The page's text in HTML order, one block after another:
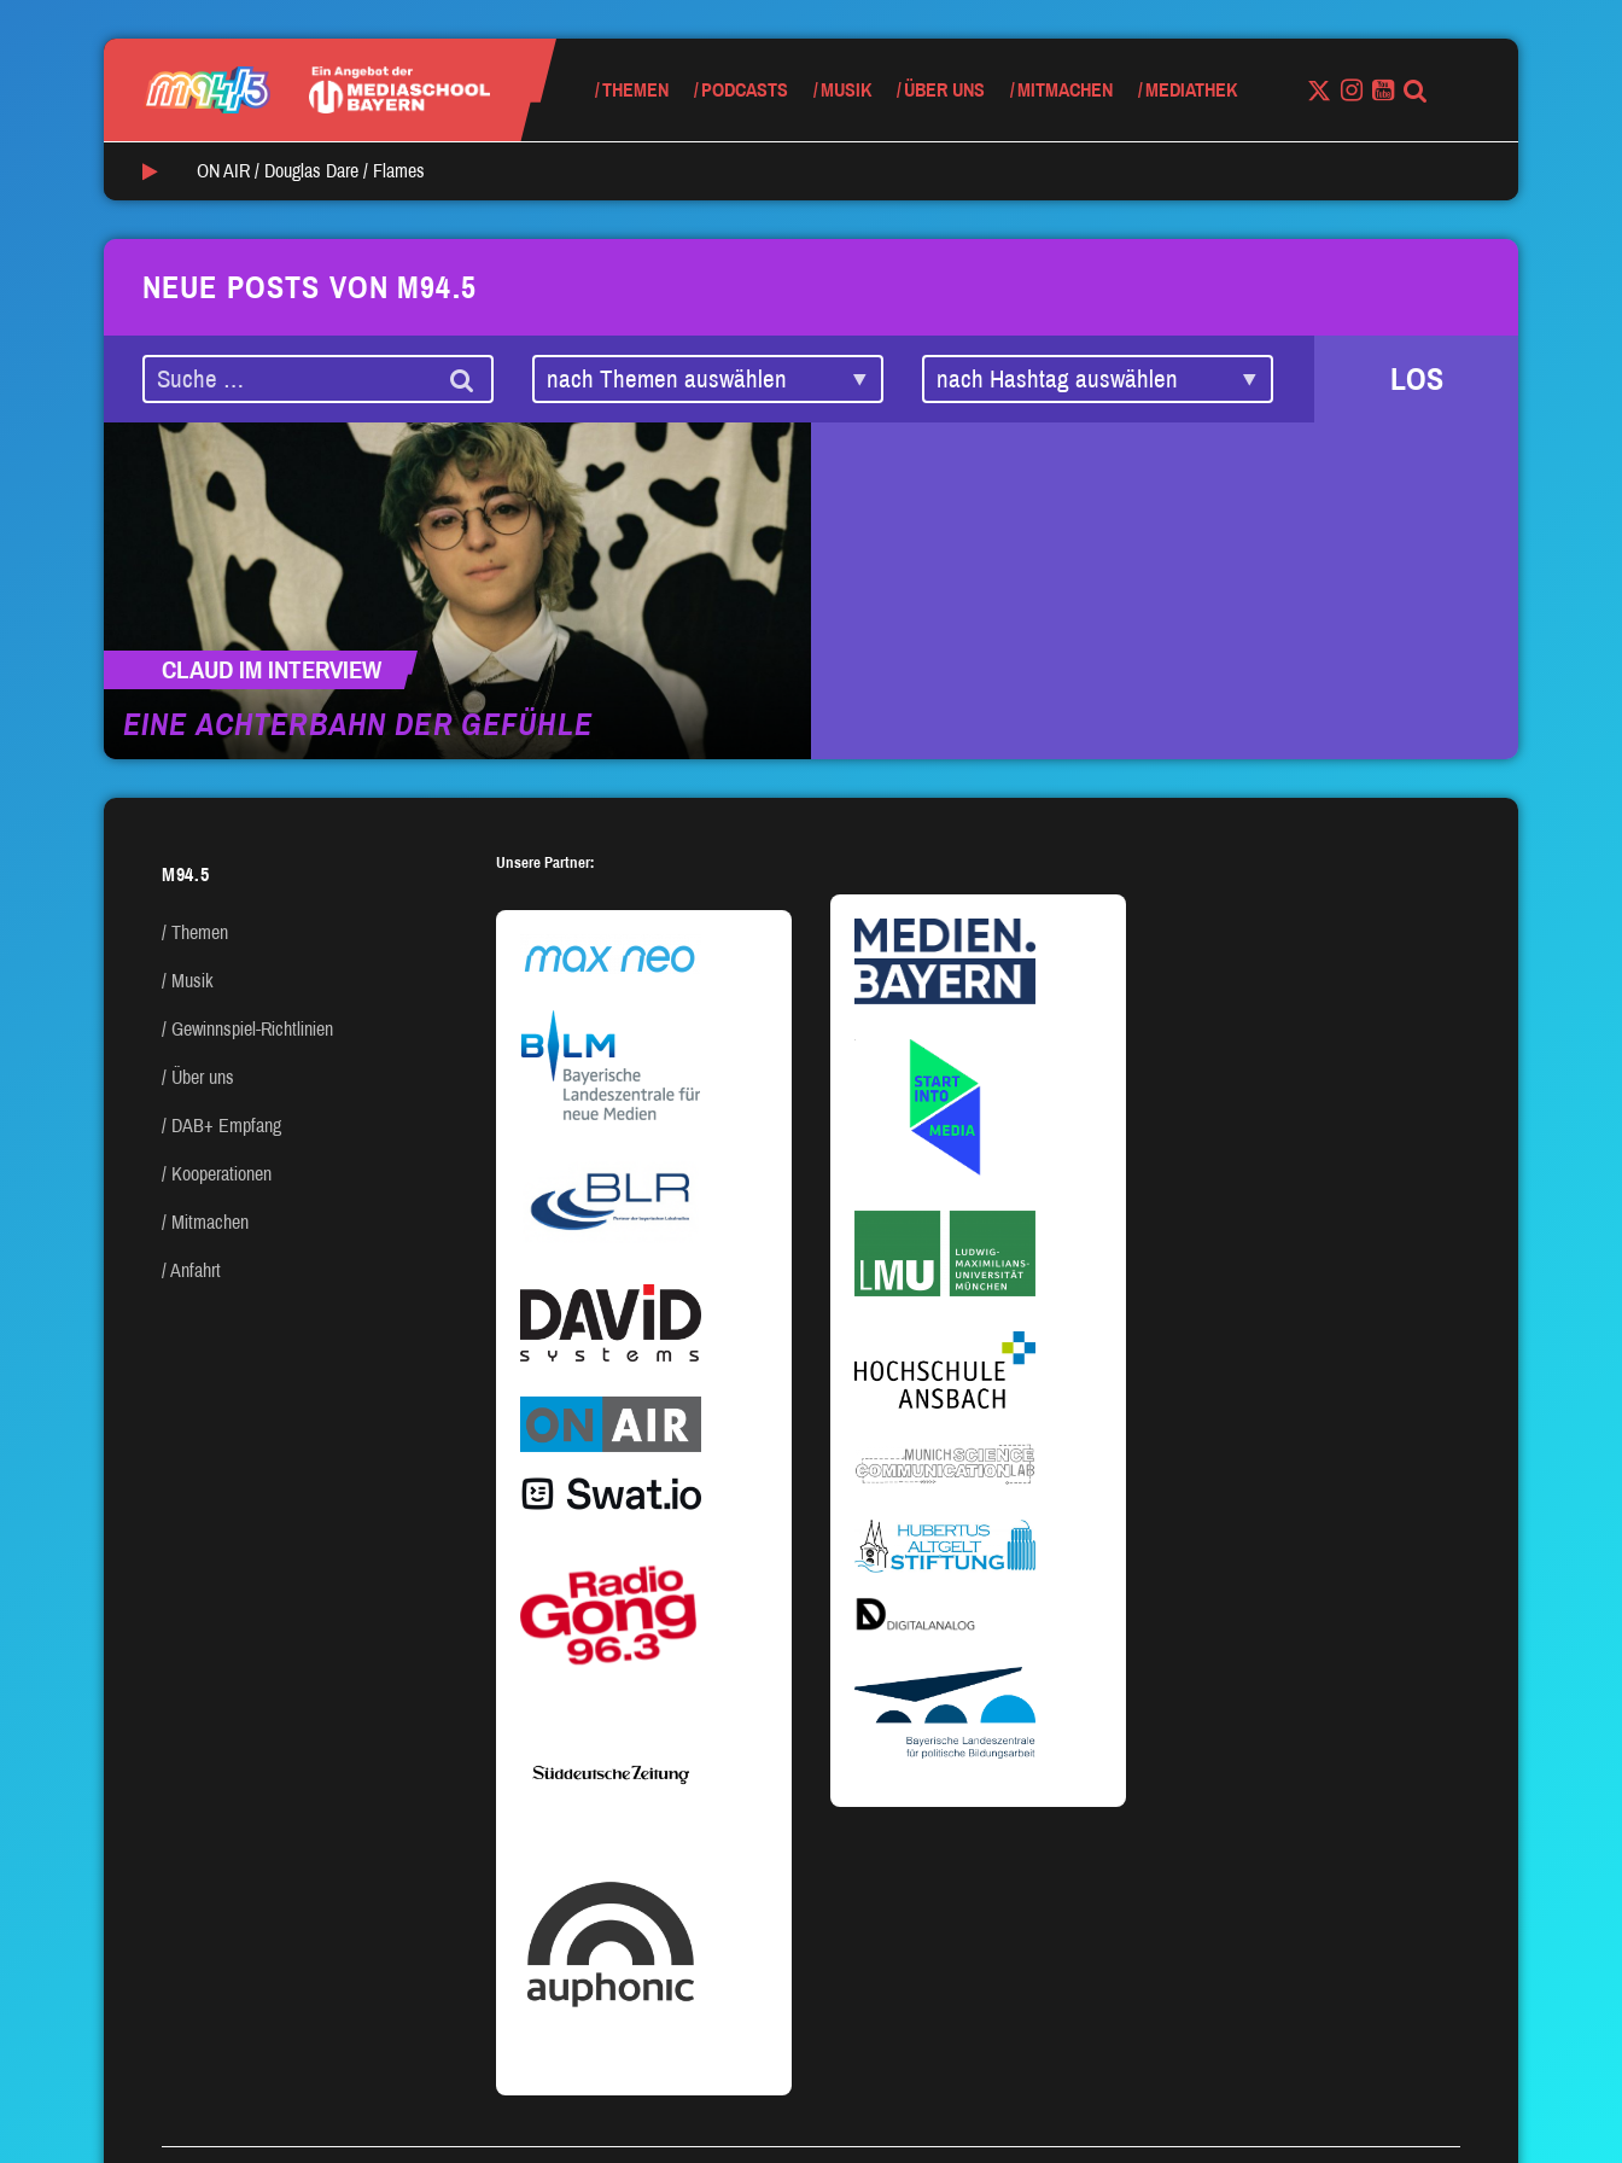
THEMEN PODCASTS MUSIK ÜBER UNS MITMACHEN MEDIATHEK
ON AIR / Douglas Dare / Flames
NEUE POSTS VON M94.5
LOS
CLAUD IM INTERVIEW
EINE ACHTERBAHN DER GEFÜHLE
M94.5
Themen
Musik
Gewinnspiel-Richtlinien
Über uns
DAB+ Empfang
Kooperationen
Mitmachen
Anfahrt
Unsere Partner: